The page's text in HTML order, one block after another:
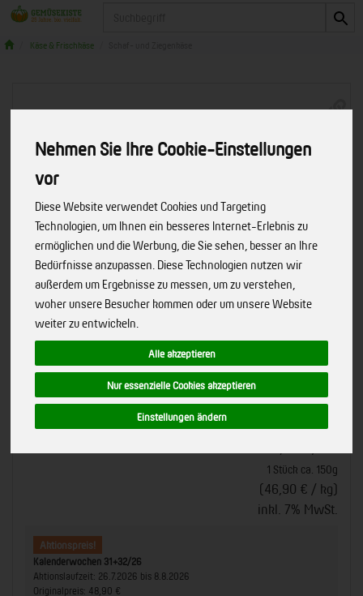
Nehmen Sie Ihre Cookie-Einstellungen
vor
Diese Website verwendet Cookies und Targeting
Technologien, um Ihnen ein besseres Internet-Erlebnis zu
ermöglichen und die Werbung, die Sie sehen, besser an Ihre
Bedürfnisse anzupassen. Diese Technologien nutzen wir
außerdem um Ergebnisse zu messen, um zu verstehen,
woher unsere Besucher kommen oder um unsere Website
weiter zu entwickeln.
Alle akzeptieren
Nur essenzielle Cookies akzeptieren
Einstellungen ändern
Käse & Frischkäse
Berta rotgeschmiert, Schafbrie
Art.-Nr. 013
Hof im Greth, Milchschäferei,
Söhlde
bisher 48,90 €
1 Stück ca. 150g
(46,90 € / kg)
inkl. 7% MwSt.
Aktionspreis!
Kalenderwochen 31+32/26
Aktionslaufzeit: 26.7.2026 bis 8.8.2026
Originalpreis: 48,90 €